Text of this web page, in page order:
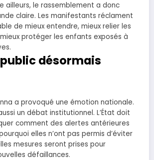
ailleurs, le rassemblement a donc
claire. Les manifestants réclament
de mieux entendre, mieux relier les
protéger les enfants exposés à
désormais
a provoqué une émotion nationale.
un débat institutionnel. L’État doit
comment des alertes antérieures
elles n’ont pas permis d’éviter
mesures seront prises pour
défaillances.